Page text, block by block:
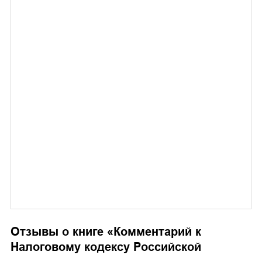
Отзывы о книге « Комментарий к
Налоговому кодексу Российской